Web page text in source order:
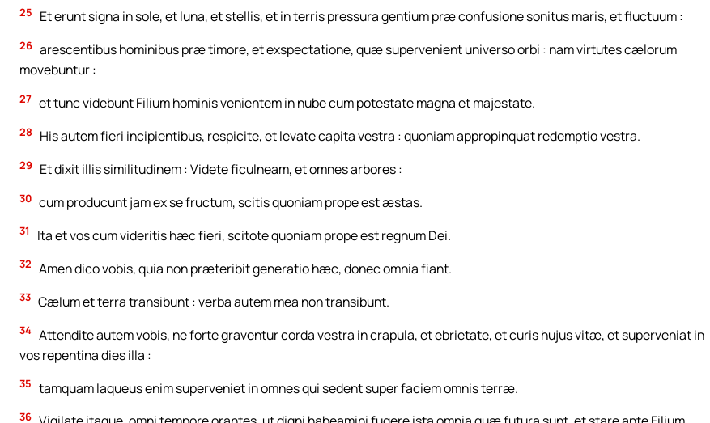
25 Et erunt signa in sole, et luna, et stellis, et in terris pressura gentium præ confusione sonitus maris, et fluctuum :
26 arescentibus hominibus præ timore, et exspectatione, quæ supervenient universo orbi : nam virtutes cælorum
movebuntur :
27 et tunc videbunt Filium hominis venientem in nube cum potestate magna et majestate.
28 His autem fieri incipientibus, respicite, et levate capita vestra : quoniam appropinquat redemptio vestra.
29 Et dixit illis similitudinem : Videte ficulneam, et omnes arbores :
30 cum producunt jam ex se fructum, scitis quoniam prope est æstas.
31 Ita et vos cum videritis hæc fieri, scitote quoniam prope est regnum Dei.
32 Amen dico vobis, quia non præteribit generatio hæc, donec omnia fiant.
33 Cælum et terra transibunt : verba autem mea non transibunt.
34 Attendite autem vobis, ne forte graventur corda vestra in crapula, et ebrietate, et curis hujus vitæ, et superveniat in
vos repentina dies illa :
35 tamquam laqueus enim superveniet in omnes qui sedent super faciem omnis terræ.
36